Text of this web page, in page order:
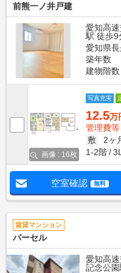
前熊一ノ井戸建
愛知高
駅 徒歩9
愛知県
築年数
建物階数
画像 : 16枚
写真充実
12.5万
管理費
敷
2ヶ
1-2階
空室確認 無料
賃貸マンション
パーセル
愛知高
記念公